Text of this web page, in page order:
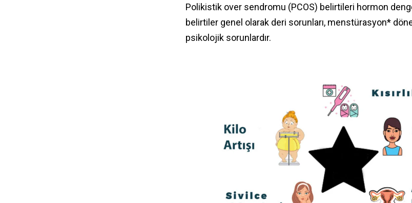
Polikistik over sendromu (PCOS) belirtileri hormon
belirtiler genel olarak deri sorunları, menstürasyon*
psikolojik sorunlardır.